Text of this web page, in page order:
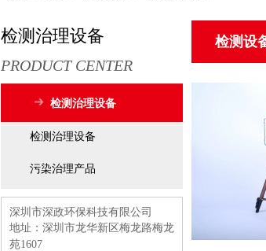
检测设
检测治理设备
PRODUCT CENTER
检测治理设备
检测治理设备
污染治理产品
深圳市深政环保科技有限公司
地址：深圳市龙华新区梅龙路梅龙
苑1607